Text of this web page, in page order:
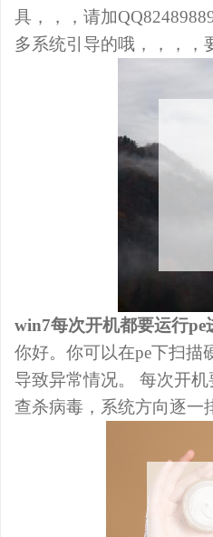
具，，，请加
多系统引导的哦，，，，
win7每次开机都要运行pe
你好。你可以在pe下扫描
导致异常情况。 每次开
查杀病毒，系统方向逐一